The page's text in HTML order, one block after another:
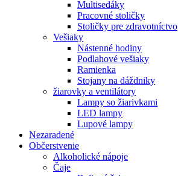
Multisedáky
Pracovné stoličky
Stoličky pre zdravotníctvo
Vešiaky
Nástenné hodiny
Podlahové vešiaky
Ramienka
Stojany na dáždniky
žiarovky a ventilátory
Lampy so žiarivkami
LED lampy
Lupové lampy
Nezaradené
Občerstvenie
Alkoholické nápoje
Čaje